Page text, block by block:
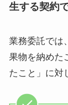
生する契約
業務委託では
果物を納めた
たこと」に対